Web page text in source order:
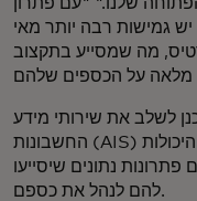
גמישות רבה יותר מאי
מה שמסייע בתקצוב
לשלב את שירותי מידע
החשבונות (AIS) של מאסטרקארד כדי להעניק להם את היכולות
נתונים שיסייעו
להם לנהל את כספם.